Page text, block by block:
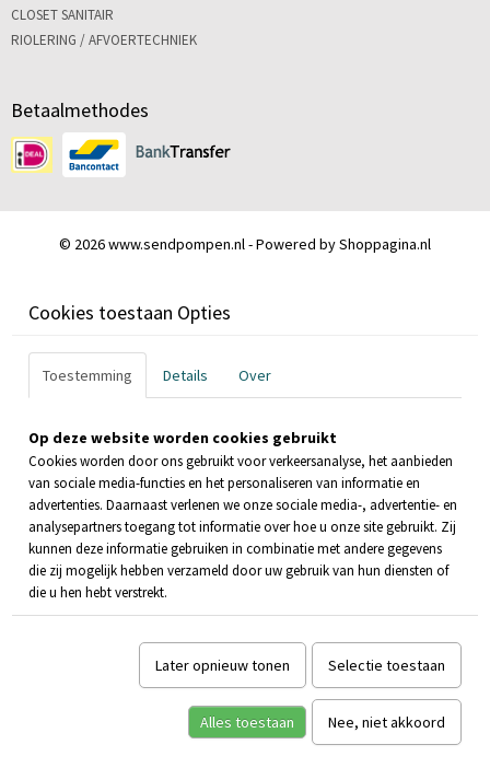
CLOSET SANITAIR
RIOLERING / AFVOERTECHNIEK
Betaalmethodes
© 2026 www.sendpompen.nl - Powered by Shoppagina.nl
Cookies toestaan Opties
Toestemming Details Over
Op deze website worden cookies gebruikt
Cookies worden door ons gebruikt voor verkeersanalyse, het aanbieden
van sociale media-functies en het personaliseren van informatie en
advertenties. Daarnaast verlenen we onze sociale media-, advertentie- en
analysepartners toegang tot informatie over hoe u onze site gebruikt. Zij
kunnen deze informatie gebruiken in combinatie met andere gegevens
die zij mogelijk hebben verzameld door uw gebruik van hun diensten of
die u hen hebt verstrekt.
Later opnieuw tonen Selectie toestaan
Alles toestaan Nee, niet akkoord